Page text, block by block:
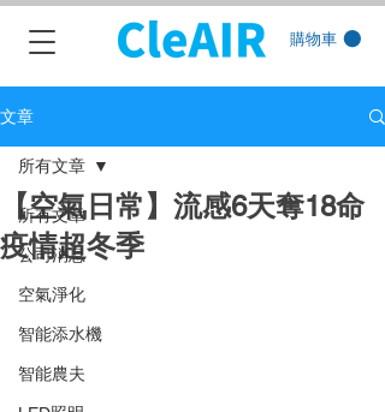
購物車
文章
所有文章
公司消息
空氣淨化
智能添水機
智能農夫
所有文章
【空氣日常】流感6天奪18命
疫情超冬季